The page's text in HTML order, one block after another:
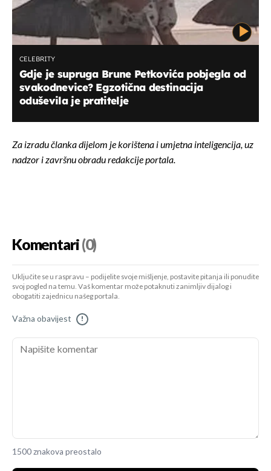
CELEBRITY
Gdje je supruga Brune Petkovića pobjegla od
svakodnevice? Egzotična destinacija
oduševila je pratitelje
Za izradu članka dijelom je korištena i umjetna inteligencija, uz
nadzor i završnu obradu redakcije portala.
Komentari(0)
Uključite se u raspravu – podijelite svoje mišljenje, postavite pitanja ili ponudite
svoj pogled na temu. Vaš komentar može potaknuti zanimljiv dijalog i
obogatiti zajednicu našeg portala.
Važna obavijest !
1500 znakova preostalo